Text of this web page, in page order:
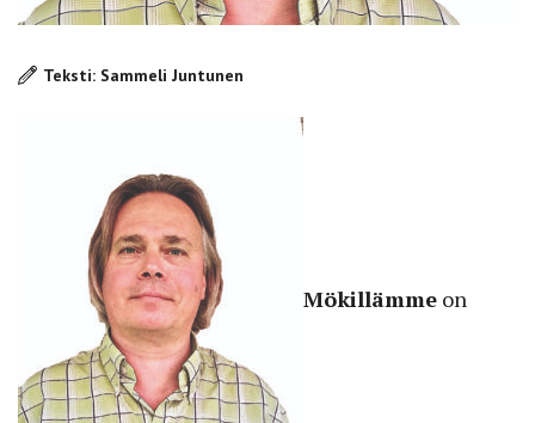
Teksti: Sammeli Juntunen
Mökillämme on